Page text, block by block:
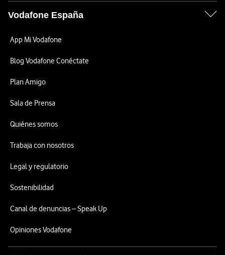
Vodafone España
App Mi Vodafone
Blog Vodafone Conéctate
Plan Amigo
Sala de Prensa
Quiénes somos
Trabaja con nosotros
Legal y regulatorio
Sostenibilidad
Canal de denuncias – Speak Up
Opiniones Vodafone